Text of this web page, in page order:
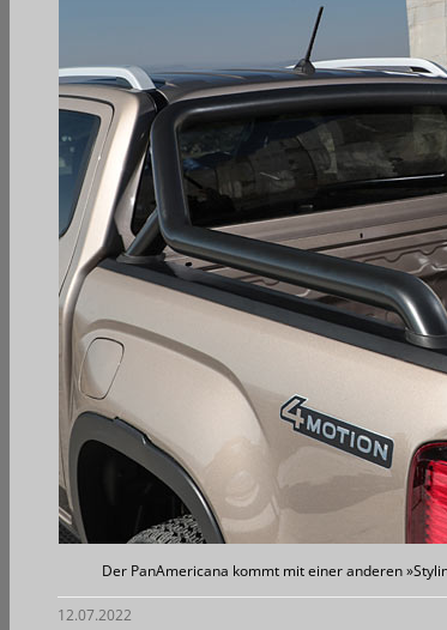
Der PanAmericana kommt mit einer anderen
12.07.2022